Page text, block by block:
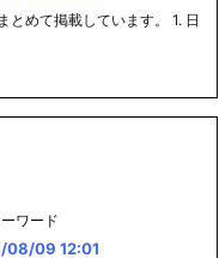
とめて掲載しています。 1. 日
ーワード
08/09 12:01